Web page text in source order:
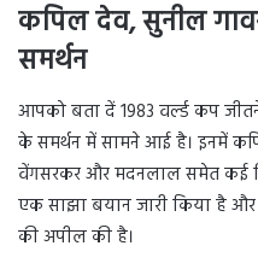
कपिल देव, सुनील
समर्थन
आपको बता दें 1983 वर्ल्ड कप
के समर्थन में सामने आई है। इनमें
वेंगसरकर और मदनलाल समेत कई
एक साझा बयान जारी किया है
की अपील की है।